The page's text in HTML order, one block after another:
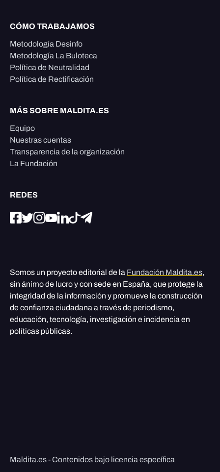
CÓMO TRABAJAMOS
Metodología Desinfo
Metodología La Buloteca
Política de Neutralidad
Política de Rectificación
MÁS SOBRE MALDITA.ES
Equipo
Nuestras cuentas
Transparencia de la organización
La Fundación
REDES
Somos un proyecto editorial de la Fundación Maldita.es,
sin ánimo de lucro y con sede en España, que protege la
integridad de la información y promueve la construcción
de confianza ciudadana a través de periodismo,
educación, tecnología, investigación e incidencia en
políticas públicas.
Maldita.es - Contenidos bajo licencia específica